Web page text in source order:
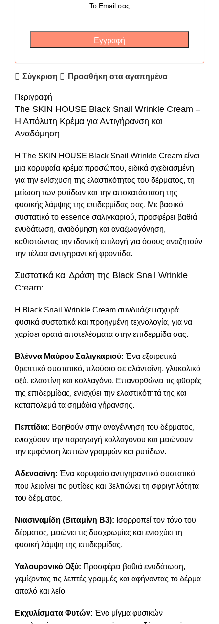
Σύγκριση Προσθήκη στα αγαπημένα
Περιγραφή
The SKIN HOUSE Black Snail Wrinkle Cream –
Η Απόλυτη Κρέμα για Αντιγήρανση και
Αναδόμηση
Η The SKIN HOUSE Black Snail Wrinkle Cream είναι
μια κορυφαία κρέμα προσώπου, ειδικά σχεδιασμένη
για την ενίσχυση της ελαστικότητας του δέρματος, τη
μείωση των ρυτίδων και την αποκατάσταση της
φυσικής λάμψης της επιδερμίδας σας. Με βασικό
συστατικό το essence σαλιγκαριού, προσφέρει βαθιά
ενυδάτωση, αναδόμηση και αναζωογόνηση,
καθιστώντας την ιδανική επιλογή για όσους αναζητούν
την τέλεια αντιγηραντική φροντίδα.
Συστατικά και Δράση της Black Snail Wrinkle
Cream:
Η Black Snail Wrinkle Cream συνδυάζει ισχυρά
φυσικά συστατικά και προηγμένη τεχνολογία, για να
χαρίσει ορατά αποτελέσματα στην επιδερμίδα σας.
Βλέννα Μαύρου Σαλιγκαριού: Ένα εξαιρετικά
θρεπτικό συστατικό, πλούσιο σε αλάντοΐνη, γλυκολικό
οξύ, ελαστίνη και κολλαγόνο. Επανορθώνει τις φθορές
της επιδερμίδας, ενισχύει την ελαστικότητά της και
καταπολεμά τα σημάδια γήρανσης.
Πεπτίδια: Βοηθούν στην αναγέννηση του δέρματος,
ενισχύουν την παραγωγή κολλαγόνου και μειώνουν
την εμφάνιση λεπτών γραμμών και ρυτίδων.
Αδενοσίνη: Ένα κορυφαίο αντιγηραντικό συστατικό
που λειαίνει τις ρυτίδες και βελτιώνει τη σφριγηλότητα
του δέρματος.
Νιασιναμίδη (Βιταμίνη Β3): Ισορροπεί τον τόνο του
δέρματος, μειώνει τις δυσχρωμίες και ενισχύει τη
φυσική λάμψη της επιδερμίδας.
Υαλουρονικό Οξύ: Προσφέρει βαθιά ενυδάτωση,
γεμίζοντας τις λεπτές γραμμές και αφήνοντας το δέρμα
απαλό και λείο.
Εκχυλίσματα Φυτών: Ένα μίγμα φυσικών